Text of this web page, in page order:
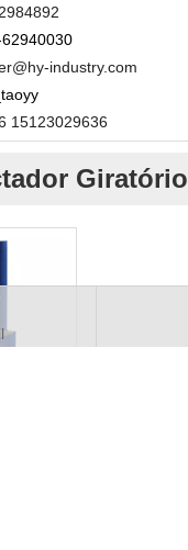
industry.com
15123029636
Giratório